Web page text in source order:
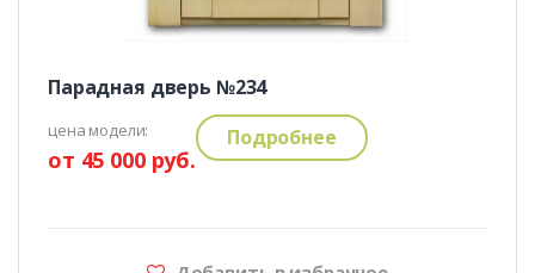
Парадная дверь №234
цена модели:
от 45 000 руб.
Подробнее